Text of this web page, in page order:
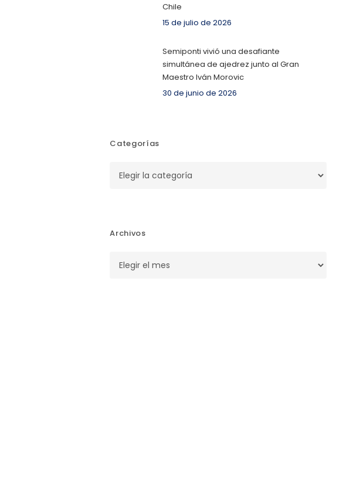
Chile
15 de julio de 2026
Semiponti vivió una desafiante
simultánea de ajedrez junto al Gran
Maestro Iván Morovic
30 de junio de 2026
Categorías
Archivos